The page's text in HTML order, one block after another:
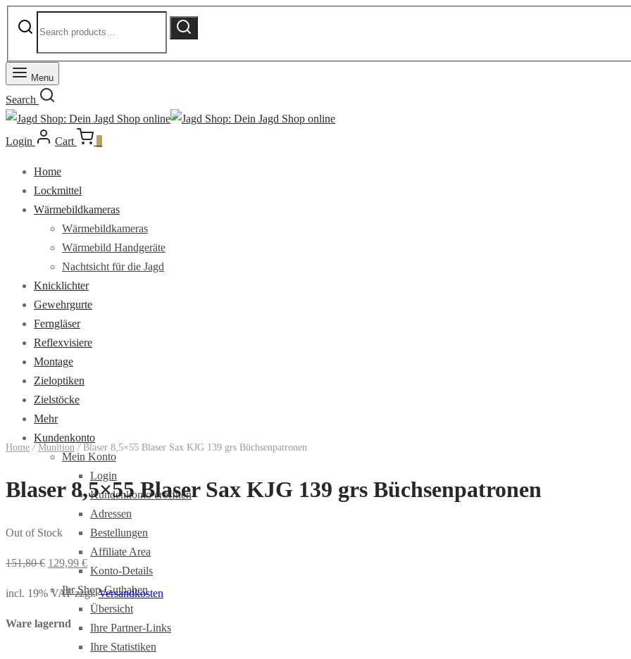
for:
Search
Menu
Search
Login Cart
Home
Lockmittel
Wärmebildkameras
Wärmebildkameras
Wärmebild Handgeräte
Nachtsicht für die Jagd
Knicklichter
Gewehrgurte
Ferngläser
Reflexvisiere
Montage
Zieloptiken
Zielstöcke
Mehr
Kundenkonto
Mein Konto
Login
Kundenkonto eröffnen
Adressen
Bestellungen
Affiliate Area
Konto-Details
Ihr Shop-Guthaben
Übersicht
Ihre Partner-Links
Ihre Statistiken
Home / Munition /Blaser 8,5×55 Blaser Sax KJG 139 grs Büchsenpatronen
Blaser 8,5×55 Blaser Sax KJG 139 grs Büchsenpatronen
Out of Stock
151,80€ 129,99 €
incl. 19% VAT zzgl.Versandkosten
Ware lagernd